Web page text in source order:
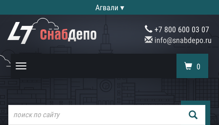
Агвали ▾
+7 800 600 03 07
info@snabdepo.ru
Toggle
0